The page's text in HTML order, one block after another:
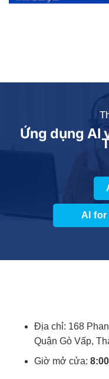
Ứng dụng AI
AI for
Địa chỉ: 168
Quận Gò Vấp,
Giờ mở cửa: